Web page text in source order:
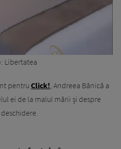
Libertatea
pentru Click!, Andreea Bănică a
ei de la malul mării și despre